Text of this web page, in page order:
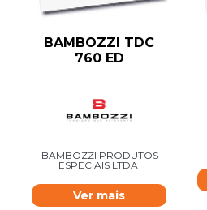
BAMBOZZI TDC
760 ED
BAMBOZZI PRODUTOS
ESPECIAIS LTDA
Ver mais